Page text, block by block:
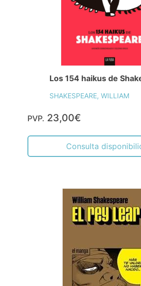
Los 154 haikus de
SHAKESPEARE, WILLIAM
PVP. 23,00€
Consulta